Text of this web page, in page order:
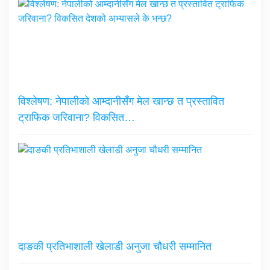
विश्लेषण: नेपालीको आम्दानीसँग मेल खान्छ त प्रस्तावित
ट्राफिक जरिवाना? विकसित…
दाङकी प्रतिभाशाली खेलाडी अनुजा चौधरी सम्मानित